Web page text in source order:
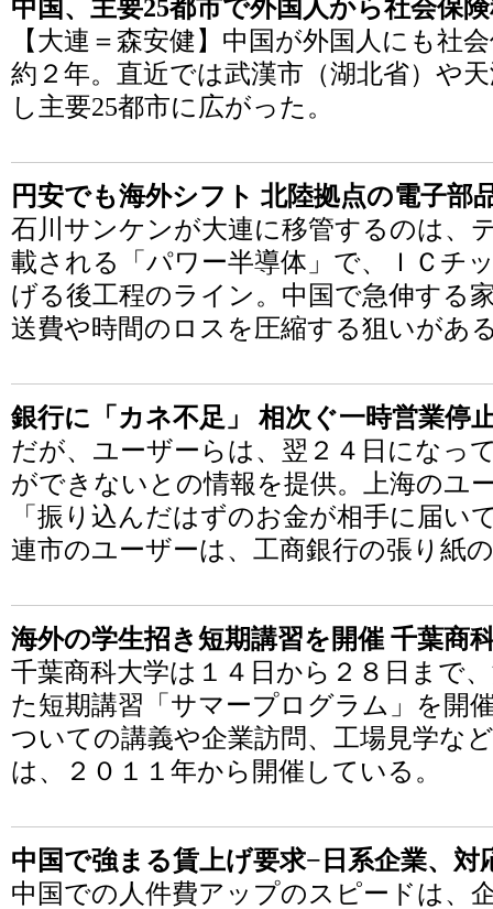
中国、主要25都市で外国人から社会保
【大連＝森安健】中国が外国人にも社
約２年。直近では武漢市（湖北省）や
し主要25都市に広がった。
円安でも海外シフト 北陸拠点の電子部
石川サンケンが大連に移管するのは、
載される「パワー半導体」で、ＩＣチ
げる後工程のライン。中国で急伸する
送費や時間のロスを圧縮する狙いがあ
銀行に「カネ不足」 相次ぐ一時営業停
だが、ユーザーらは、翌２４日になっ
ができないとの情報を提供。上海のユ
「振り込んだはずのお金が相手に届い
連市のユーザーは、工商銀行の張り紙
海外の学生招き短期講習を開催 千葉商
千葉商科大学は１４日から２８日まで
た短期講習「サマープログラム」を開
ついての講義や企業訪問、工場見学な
は、２０１１年から開催している。
中国で強まる賃上げ要求−日系企業、対
中国での人件費アップのスピードは、